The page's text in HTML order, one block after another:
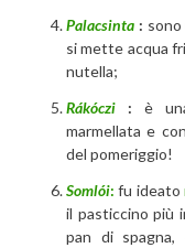
Palacsinta : sono
si mette acqua
nutella;
Rákóczi : è
marmellata e
del pomeriggio!
Somlói: fu ideato
il pasticcino più
pan di spagna,